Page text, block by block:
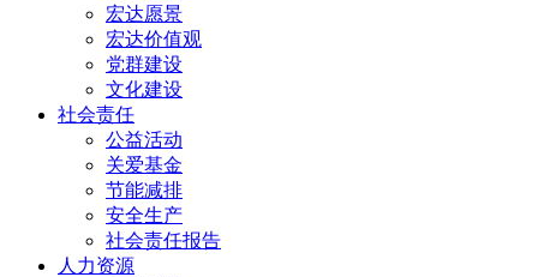
宏达愿景
宏达价值观
党群建设
文化建设
社会责任
公益活动
关爱基金
节能减排
安全生产
社会责任报告
人力资源